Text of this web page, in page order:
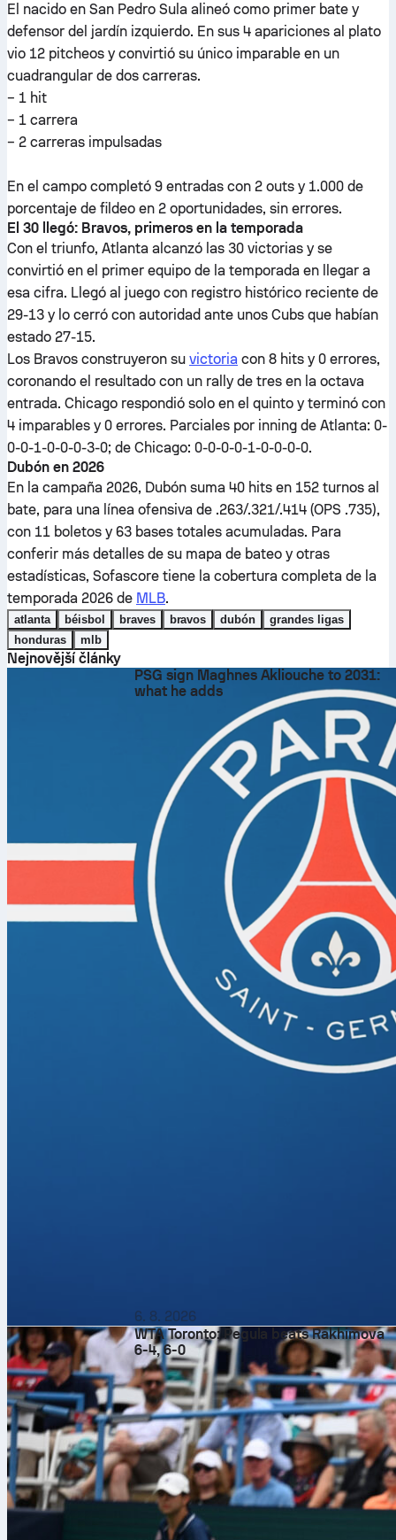
El nacido en San Pedro Sula alineó como primer bate y
defensor del jardín izquierdo. En sus 4 apariciones al plato
vio 12 pitcheos y convirtió su único imparable en un
cuadrangular de dos carreras.
– 1 hit
– 1 carrera
– 2 carreras impulsadas
En el campo completó 9 entradas con 2 outs y 1.000 de
porcentaje de fildeo en 2 oportunidades, sin errores.
El 30 llegó: Bravos, primeros en la temporada
Con el triunfo, Atlanta alcanzó las 30 victorias y se
convirtió en el primer equipo de la temporada en llegar a
esa cifra. Llegó al juego con registro histórico reciente de
29-13 y lo cerró con autoridad ante unos Cubs que habían
estado 27-15.
Los Bravos construyeron su victoria con 8 hits y 0 errores,
coronando el resultado con un rally de tres en la octava
entrada. Chicago respondió solo en el quinto y terminó con
4 imparables y 0 errores. Parciales por inning de Atlanta: 0-
0-0-1-0-0-0-3-0; de Chicago: 0-0-0-0-1-0-0-0-0.
Dubón en 2026
En la campaña 2026, Dubón suma 40 hits en 152 turnos al
bate, para una línea ofensiva de .263/.321/.414 (OPS .735),
con 11 boletos y 63 bases totales acumuladas. Para
conferir más detalles de su mapa de bateo y otras
estadísticas, Sofascore tiene la cobertura completa de la
temporada 2026 de MLB.
atlanta béisbol braves bravos dubón
grandes ligas
honduras
mlb
Nejnovější články
PSG sign Maghnes Akliouche to 2031:
what he adds
6. 8. 2026
WTA Toronto: Pegula beats Rakhimova
6-4, 6-0